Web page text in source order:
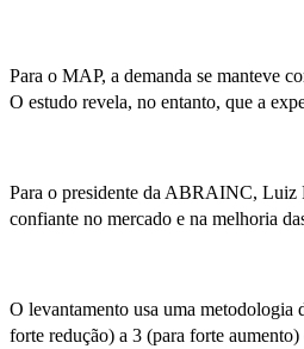
Para o MAP, a demanda se manteve
O estudo revela, no entanto, que a
Para o presidente da ABRAINC, Luiz
confiante no mercado e na melhoria
O levantamento usa uma metodologia
forte redução) a 3 (para forte